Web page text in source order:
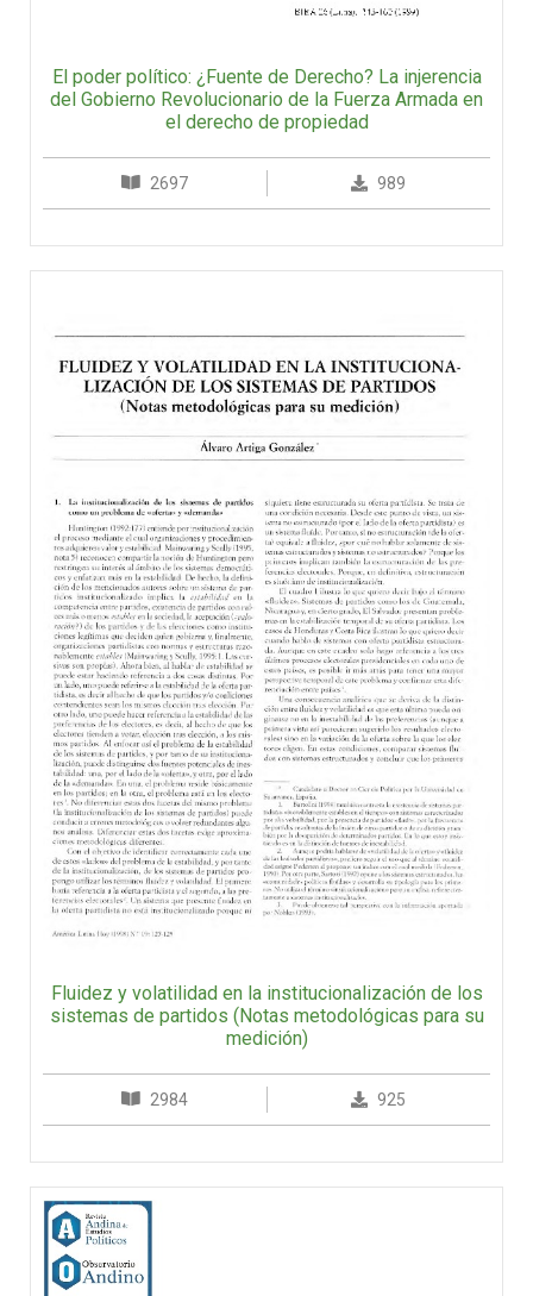
El poder político: ¿Fuente de Derecho? La injerencia
del Gobierno Revolucionario de la Fuerza Armada en
el derecho de propiedad
2697 989
Fluidez y volatilidad en la institucionalización de los
sistemas de partidos (Notas metodológicas para su
medición)
2984 925